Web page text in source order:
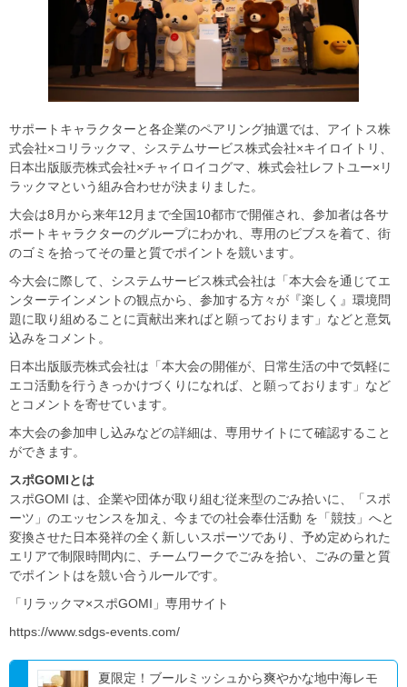
サポートキャラクターと各企業のペアリング抽選では、アイトス株
式会社×コリラックマ、システムサービス株式会社×キイロイトリ、
日本出版販売株式会社×チャイロイコグマ、株式会社レフトユー×リ
ラックマという組み合わせが決まりました。
大会は8月から来年12月まで全国10都市で開催され、参加者は各サ
ポートキャラクターのグループにわかれ、専用のビブスを着て、街
のゴミを拾ってその量と質でポイントを競います。
今大会に際して、システムサービス株式会社は「本大会を通じてエ
ンターテインメントの観点から、参加する方々が『楽しく』環境問
題に取り組めることに貢献出来ればと願っております」などと意気
込みをコメント。
日本出版販売株式会社は「本大会の開催が、日常生活の中で気軽に
エコ活動を行うきっかけづくりになれば、と願っております」など
とコメントを寄せています。
本大会の参加申し込みなどの詳細は、専用サイトにて確認すること
ができます。
スポGOMIとは
スポGOMI は、企業や団体が取り組む従来型のごみ拾いに、「スポ
ーツ」のエッセンスを加え、今までの社会奉仕活動 を「競技」へと
変換させた日本発祥の全く新しいスポーツであり、予め定められた
エリアで制限時間内に、チームワークでごみを拾い、ごみの量と質
でポイントはを競い合うルールです。
「リラックマ×スポGOMI」専用サイト
https://www.sdgs-events.com/
夏限定！ブールミッシュから爽やかな地中海レモ